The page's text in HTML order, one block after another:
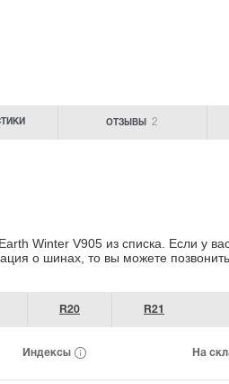
ОТЗЫВЫ 2
Winter V905 из списка. Если у
о шинах , то вы можете
R20 R21
Индексы На